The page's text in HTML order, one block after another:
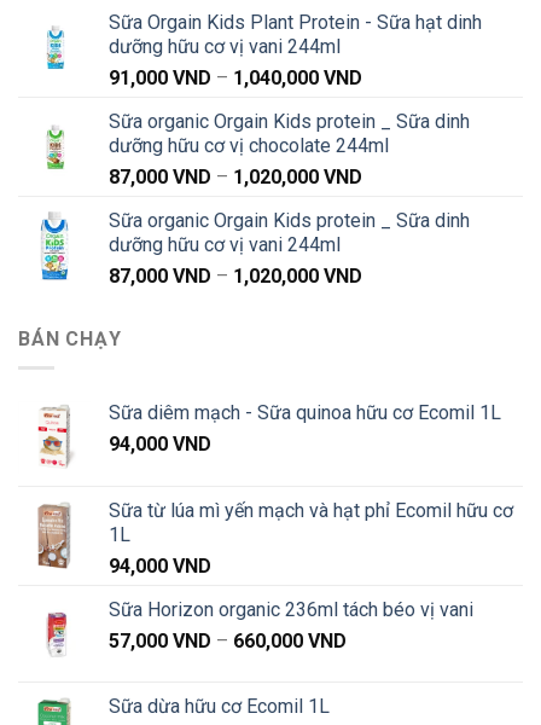
từ
Sữa Orgain Kids Plant Protein - Sữa hạt dinh
dưỡng hữu cơ vị vani 244ml
91,000 VND – 1,040,000 VND
từ
91,000 VND
Sữa organic Orgain Kids protein _ Sữa dinh
dưỡng hữu cơ vị chocolate 244ml
87,000 VND – 1,020,000 VND
từ
Sữa organic Orgain Kids protein _ Sữa dinh
dưỡng hữu cơ vị vani 244ml
87,000 VND – 1,020,000 VND
1,020,000 VND
BÁN CHẠY
Sữa diêm mạch - Sữa quinoa hữu cơ Ecomil 1L
94,000 VND
Sữa từ lúa mì yến mạch và hạt phỉ Ecomil hữu cơ
1L
94,000 VND
Sữa Horizon organic 236ml tách béo vị vani
57,000 VND – 660,000 VND
Sữa dừa hữu cơ Ecomil 1L